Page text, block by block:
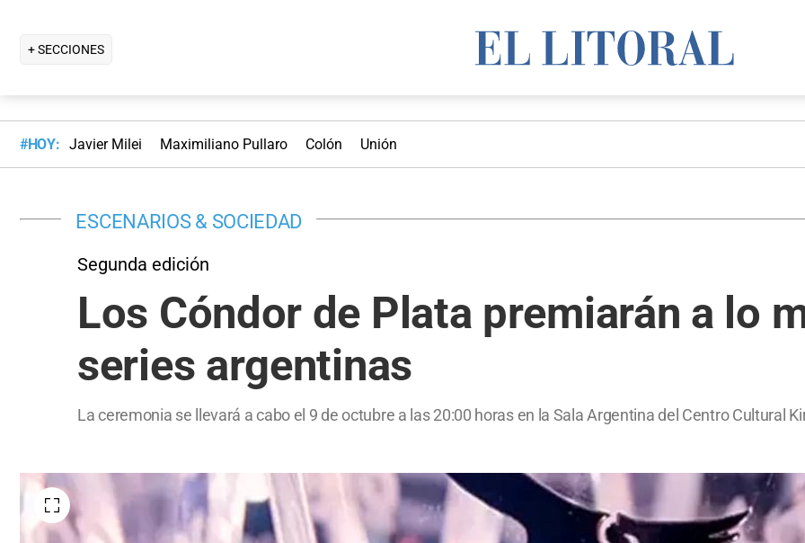
+ SECCIONES
#HOY: Javier Milei Maximiliano Pullaro Colón Unión
ESCENARIOS & SOCIEDAD
Segunda edición
Los Cóndor de Plata premiarán a lo
series argentinas
La ceremonia se llevará a cabo el 9 de octubre a las 20:00 horas en la Sala Argentina del Centro Cultural